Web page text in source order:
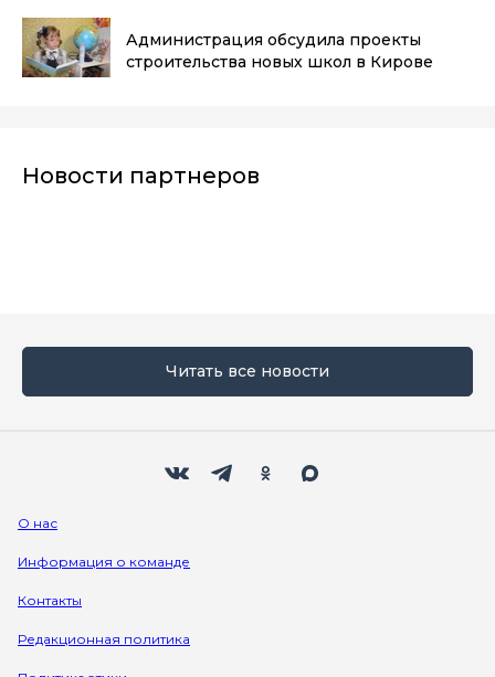
Администрация обсудила проекты
строительства новых школ в Кирове
Новости партнеров
Читать все новости
О нас
Информация о команде
Контакты
Редакционная политика